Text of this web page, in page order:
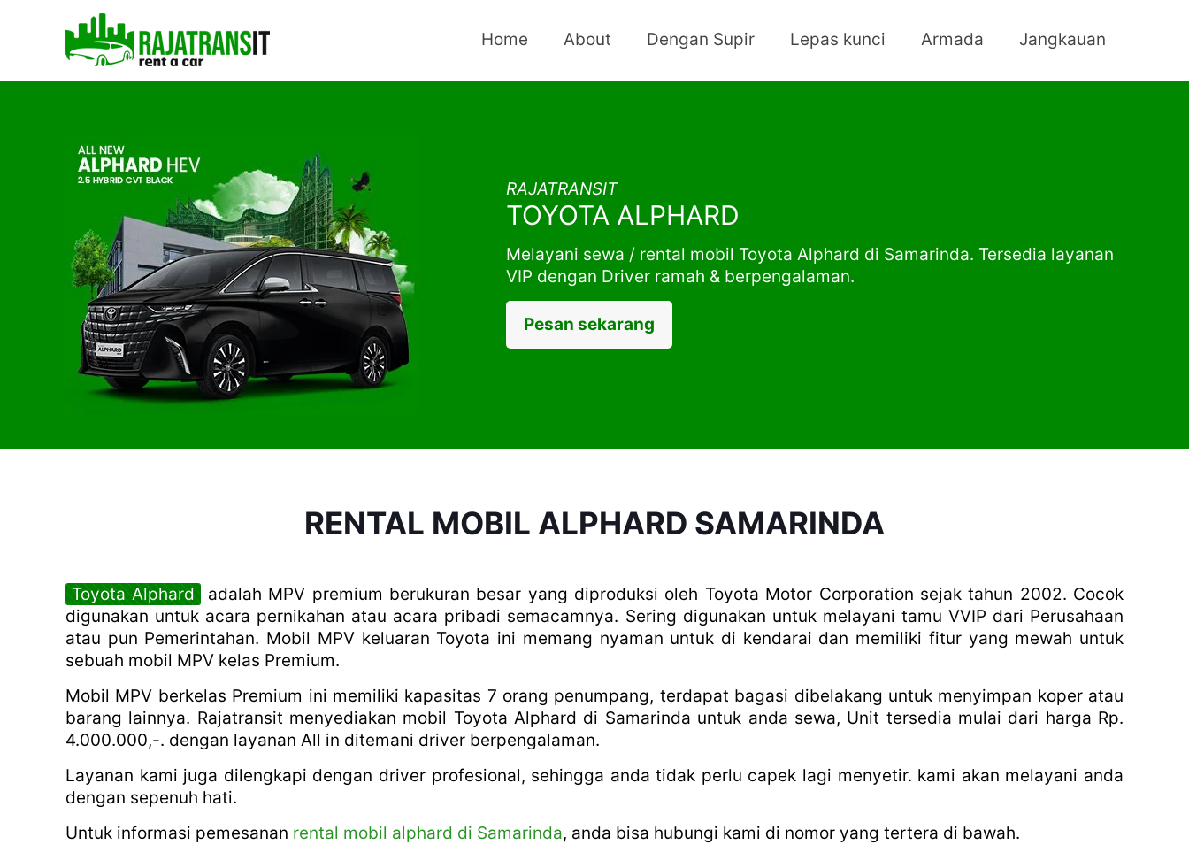
Home About Dengan Supir Lepas kunci Armada Jangkauan
RAJATRANSIT
TOYOTA ALPHARD
Melayani sewa / rental mobil Toyota Alphard di Samarinda. Tersedia layanan
VIP dengan Driver ramah & berpengalaman.
Pesan sekarang
RENTAL MOBIL ALPHARD SAMARINDA
Toyota Alphard
adalah MPV premium berukuran besar yang diproduksi oleh Toyota Motor Corporation sejak tahun 2002. Cocok
digunakan untuk acara pernikahan atau acara pribadi semacamnya. Sering digunakan untuk melayani tamu VVIP dari Perusahaan
atau pun Pemerintahan. Mobil MPV keluaran Toyota ini memang nyaman untuk di kendarai dan memiliki fitur yang mewah untuk
sebuah mobil MPV kelas Premium.
Mobil MPV berkelas Premium ini memiliki kapasitas 7 orang penumpang, terdapat bagasi dibelakang untuk menyimpan koper atau
barang lainnya. Rajatransit menyediakan mobil Toyota Alphard di Samarinda untuk anda sewa, Unit tersedia mulai dari harga Rp.
4.000.000,-. dengan layanan All in ditemani driver berpengalaman.
Layanan kami juga dilengkapi dengan driver profesional, sehingga anda tidak perlu capek lagi menyetir. kami akan melayani anda
dengan sepenuh hati.
Untuk informasi pemesanan rental mobil alphard di Samarinda, anda bisa hubungi kami di nomor yang tertera di bawah.